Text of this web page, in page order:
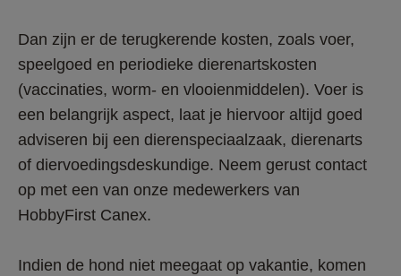
Dan zijn er de terugkerende kosten, zoals voer,
speelgoed en periodieke dierenartskosten
(vaccinaties, worm- en vlooienmiddelen). Voer is
een belangrijk aspect, laat je hiervoor altijd goed
adviseren bij een dierenspeciaalzaak, dierenarts
of diervoedingsdeskundige. Neem gerust contact
op met een van onze medewerkers van
HobbyFirst Canex.
Indien de hond niet meegaat op vakantie, komen